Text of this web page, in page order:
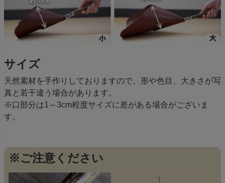
サイズ
天然素材を手作りしておりますので、形や色目、大きさが写
真と若干違う場合があります。
※口部分は1～3cm程度サイズに差がある場合がございま
す。
※ご注意ください